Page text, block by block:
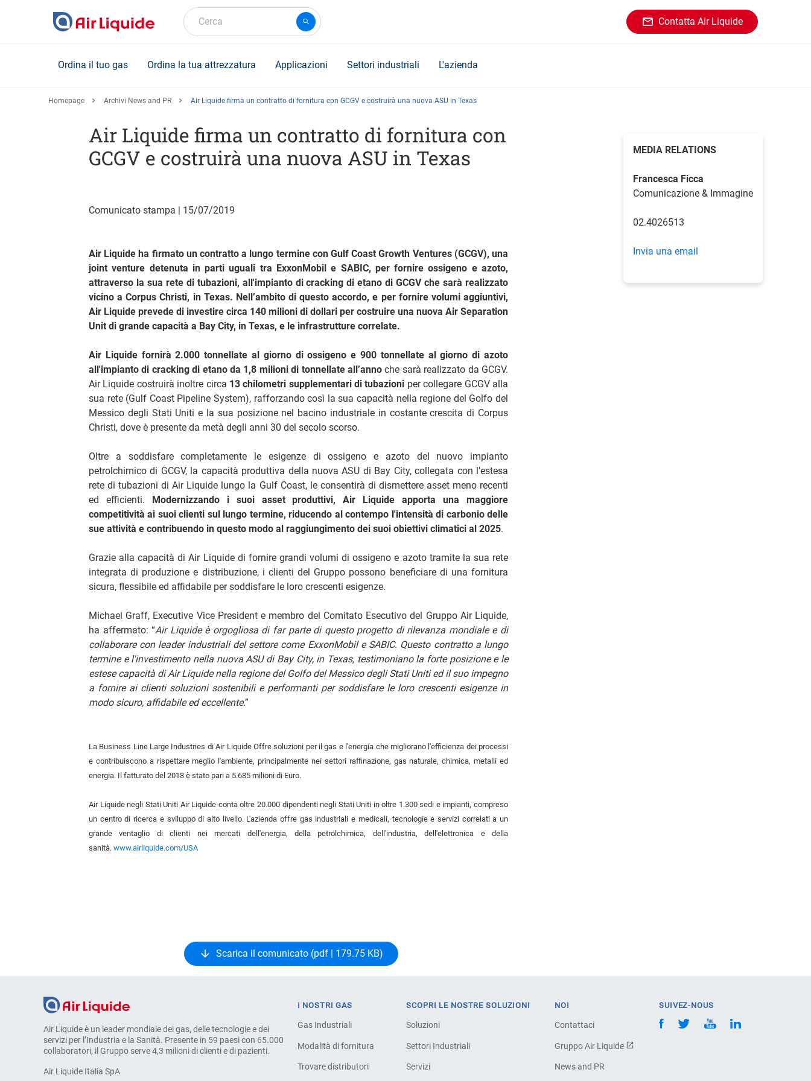
Cerca Contatta Air Liquide
Ordina il tuo gas Ordina la tua attrezzatura Applicazioni Settori industriali L'azienda
Homepage Archivi News and PR Air Liquide firma un contratto di fornitura con GCGV e costruirà una nuova ASU in Texas
Air Liquide firma un contratto di fornitura con
GCGV e costruirà una nuova ASU in Texas
Comunicato stampa | 15/07/2019
Air Liquide ha firmato un contratto a lungo termine con Gulf Coast Growth Ventures (GCGV), una
joint venture detenuta in parti uguali tra ExxonMobil e SABIC, per fornire ossigeno e azoto,
attraverso la sua rete di tubazioni, all'impianto di cracking di etano di GCGV che sarà realizzato
vicino a Corpus Christi, in Texas. Nell’ambito di questo accordo, e per fornire volumi aggiuntivi,
Air Liquide prevede di investire circa 140 milioni di dollari per costruire una nuova Air Separation
Unit di grande capacità a Bay City, in Texas, e le infrastrutture correlate.
Air Liquide fornirà 2.000 tonnellate al giorno di ossigeno e 900 tonnellate al giorno di azoto
all'impianto di cracking di etano da 1,8 milioni di tonnellate all’anno che sarà realizzato da GCGV.
Air Liquide costruirà inoltre circa 13 chilometri supplementari di tubazioni per collegare GCGV alla
sua rete (Gulf Coast Pipeline System), rafforzando così la sua capacità nella regione del Golfo del
Messico degli Stati Uniti e la sua posizione nel bacino industriale in costante crescita di Corpus
Christi, dove è presente da metà degli anni 30 del secolo scorso.
Oltre a soddisfare completamente le esigenze di ossigeno e azoto del nuovo impianto
petrolchimico di GCGV, la capacità produttiva della nuova ASU di Bay City, collegata con l'estesa
rete di tubazioni di Air Liquide lungo la Gulf Coast, le consentirà di dismettere asset meno recenti
ed efficienti. Modernizzando i suoi asset produttivi, Air Liquide apporta una maggiore
competitività ai suoi clienti sul lungo termine, riducendo al contempo l'intensità di carbonio delle
sue attività e contribuendo in questo modo al raggiungimento dei suoi obiettivi climatici al 2025.
Grazie alla capacità di Air Liquide di fornire grandi volumi di ossigeno e azoto tramite la sua rete
integrata di produzione e distribuzione, i clienti del Gruppo possono beneficiare di una fornitura
sicura, flessibile ed affidabile per soddisfare le loro crescenti esigenze.
Michael Graff, Executive Vice President e membro del Comitato Esecutivo del Gruppo Air Liquide,
ha affermato: “Air Liquide è orgogliosa di far parte di questo progetto di rilevanza mondiale e di
collaborare con leader industriali del settore come ExxonMobil e SABIC. Questo contratto a lungo
termine e l'investimento nella nuova ASU di Bay City, in Texas, testimoniano la forte posizione e le
estese capacità di Air Liquide nella regione del Golfo del Messico degli Stati Uniti ed il suo impegno
a fornire ai clienti soluzioni sostenibili e performanti per soddisfare le loro crescenti esigenze in
modo sicuro, affidabile ed eccellente.”
La Business Line Large Industries di Air Liquide Offre soluzioni per il gas e l'energia che migliorano l'efficienza dei processi
e contribuiscono a rispettare meglio l'ambiente, principalmente nei settori raffinazione, gas naturale, chimica, metalli ed
energia. Il fatturato del 2018 è stato pari a 5.685 milioni di Euro.
Air Liquide negli Stati Uniti Air Liquide conta oltre 20.000 dipendenti negli Stati Uniti in oltre 1.300 sedi e impianti, compreso
un centro di ricerca e sviluppo di alto livello. L'azienda offre gas industriali e medicali, tecnologie e servizi correlati a un
grande ventaglio di clienti nei mercati dell'energia, della petrolchimica, dell'industria, dell'elettronica e della
sanità. www.airliquide.com/USA
Scarica il comunicato (pdf | 179.75 KB)
MEDIA RELATIONS
Francesca Ficca
Comunicazione & Immagine
02.4026513
Invia una email
Air Liquide è un leader mondiale dei gas, delle tecnologie e dei
servizi per l’Industria e la Sanità. Presente in 59 paesi con 65.000
collaboratori, il Gruppo serve 4,3 milioni di clienti e di pazienti.
Air Liquide Italia SpA
I NOSTRI GAS
Gas Industriali
Modalità di fornitura
Trovare distributori
SCOPRI LE NOSTRE SOLUZIONI
Soluzioni
Settori Industriali
Servizi
NOI
Contattaci
Gruppo Air Liquide
News and PR
SUIVEZ-NOUS